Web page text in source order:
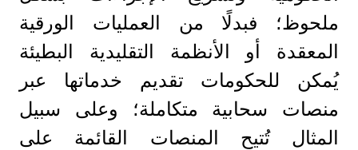
ملحوظ؛ فبدلًا من العمليات الورقية
المعقدة أو الأنظمة التقليدية البطيئة
يُمكن للحكومات تقديم خدماتها عبر
منصات سحابية متكاملة؛ وعلى سبيل
المثال تُتيح المنصات القائمة على